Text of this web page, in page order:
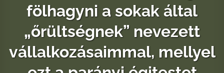
fölhagyni a sokak által
„őrültségnek” nevezett
vállalkozásaimmal, mellyel